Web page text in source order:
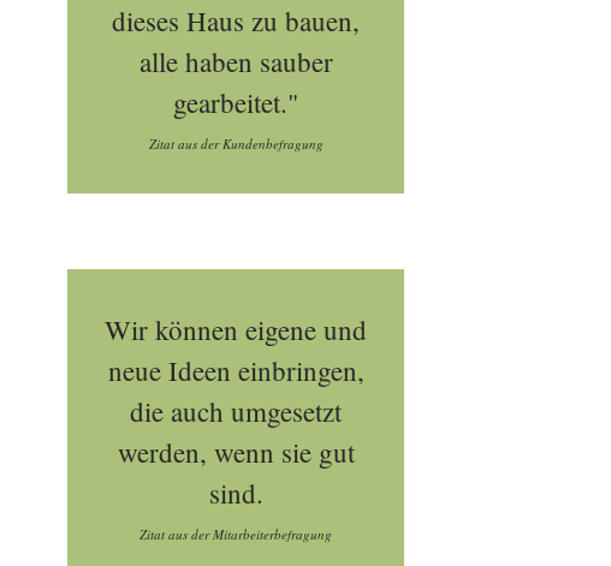
dieses Haus zu bauen,
alle haben sauber
gearbeitet."
Zitat aus der Kundenbefragung
Wir können eigene und
neue Ideen einbringen,
die auch umgesetzt
werden, wenn sie gut
sind.
Zitat aus der Mitarbeiterbefragung